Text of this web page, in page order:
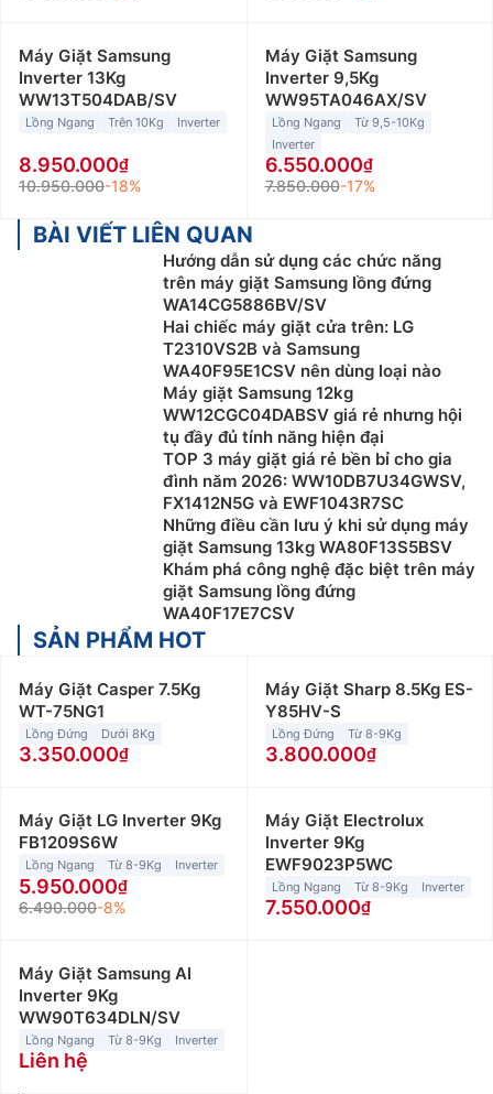
Máy Giặt Samsung
Inverter 13Kg
WW13T504DAB/SV
Lồng Ngang Trên 10Kg Inverter
8.950.000
10.950.000-18%
Máy Giặt Samsung
Inverter 9,5Kg
WW95TA046AX/SV
Lồng Ngang
Từ 9,5-10Kg
Inverter
6.550.000
7.850.000-17%
BÀI VIẾT LIÊN QUAN
Hướng dẫn sử dụng các chức năng
trên máy giặt Samsung lồng đứng
WA14CG5886BV/SV
Hai chiếc máy giặt cửa trên: LG
T2310VS2B và Samsung
WA40F95E1CSV nên dùng loại nào
Máy giặt Samsung 12kg
WW12CGC04DABSV giá rẻ nhưng hội
tụ đầy đủ tính năng hiện đại
TOP 3 máy giặt giá rẻ bền bỉ cho gia
đình năm 2026: WW10DB7U34GWSV,
FX1412N5G và EWF1043R7SC
Những điều cần lưu ý khi sử dụng máy
giặt Samsung 13kg WA80F13S5BSV
Khám phá công nghệ đặc biệt trên máy
giặt Samsung lồng đứng
WA40F17E7CSV
SẢN PHẨM HOT
Máy Giặt Casper 7.5Kg
WT-75NG1
Lồng Đứng Dưới 8Kg
3.350.000
Máy Giặt Sharp 8.5Kg ES-
Y85HV-S
Lồng Đứng Từ 8-9Kg
3.800.000
Máy Giặt LG Inverter 9Kg
FB1209S6W
Lồng Ngang Từ 8-9Kg Inverter
5.950.000
6.490.000-8%
Máy Giặt Electrolux
Inverter 9Kg
EWF9023P5WC
Lồng Ngang Từ 8-9Kg Inverter
7.550.000
Máy Giặt Samsung AI
Inverter 9Kg
WW90T634DLN/SV
Lồng Ngang Từ 8-9Kg Inverter
Liên hệ